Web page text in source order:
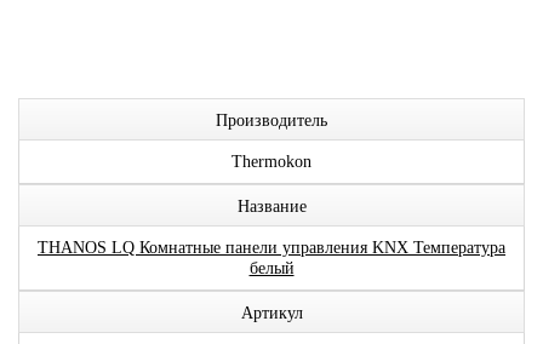
Производитель
Thermokon
Название
THANOS LQ Комнатные панели управления KNX Температура
белый
Артикул